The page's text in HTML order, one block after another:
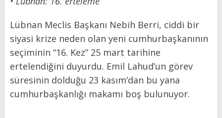
Lübnan Meclis Başkanı Nebih Berri, ciddi bir
siyasi krize neden olan yeni cumhurbaşkanının
seçiminin “16. Kez” 25 mart tarihine
ertelendiğini duyurdu. Emil Lahud’un görev
süresinin dolduğu 23 kasım’dan bu yana
cumhurbaşkanlığı makamı boş bulunuyor.